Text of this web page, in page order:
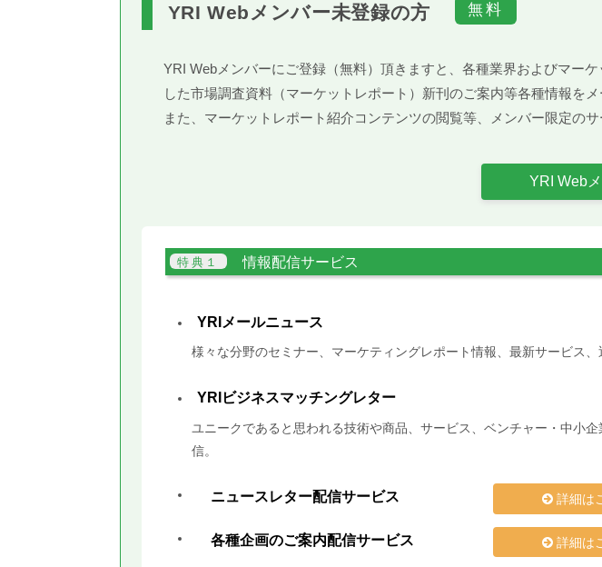
YRI Webメンバー未登録の方
YRI Webメンバーにご登録（無料）頂きますと、各種業界およびマー
した市場調査資料（マーケットレポート）新刊のご案内等各種情報をメ
また、マーケットレポート紹介コンテンツの閲覧等、メンバー限定の
YRI Web
情報配信サービス
YRIメールニュース
様々な分野のセミナー、マーケティングレポート情報、最新サービス
YRIビジネスマッチングレター
ユニークであると思われる技術や商品、サービス、ベンチャー・中小
信。
ニュースレター配信サービス 詳細は
各種企画のご案内配信サービス 詳細は